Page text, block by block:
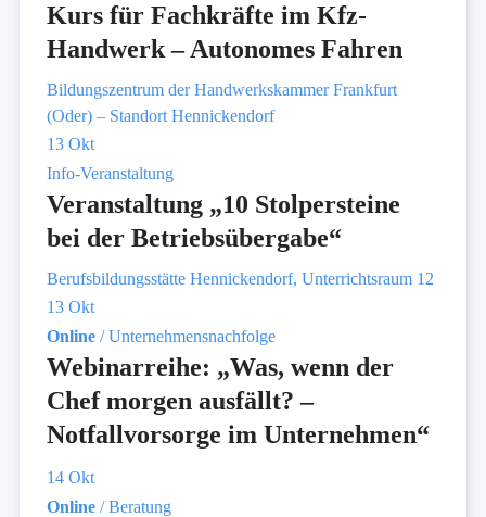
Kurs für Fachkräfte im Kfz-
Handwerk – Autonomes Fahren
Bildungszentrum der Handwerkskammer Frankfurt
(Oder) – Standort Hennickendorf
13 Okt
Info-Veranstaltung
Veranstaltung „10 Stolpersteine
bei der Betriebsübergabe“
Berufsbildungsstätte Hennickendorf, Unterrichtsraum 12
13 Okt
Online/ Unternehmensnachfolge
Webinarreihe: „Was, wenn der
Chef morgen ausfällt? –
Notfallvorsorge im Unternehmen“
14 Okt
Online/ Beratung